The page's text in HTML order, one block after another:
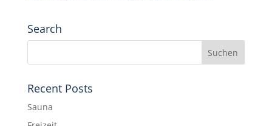
Search
Recent Posts
Sauna